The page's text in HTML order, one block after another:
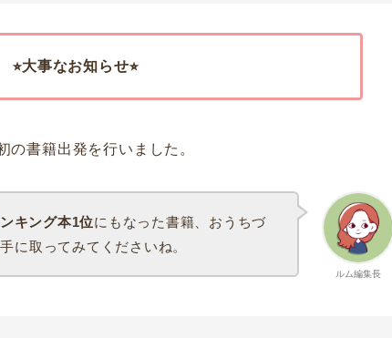
⭐︎大事なお知らせ⭐︎
書籍出発を行いました。
ルム編集長
キング本1位にもなった書籍、おうちづ
に取ってみてくださいね。